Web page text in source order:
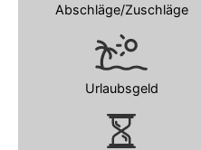
Abschläge/Zuschläge
Urlaubsgeld